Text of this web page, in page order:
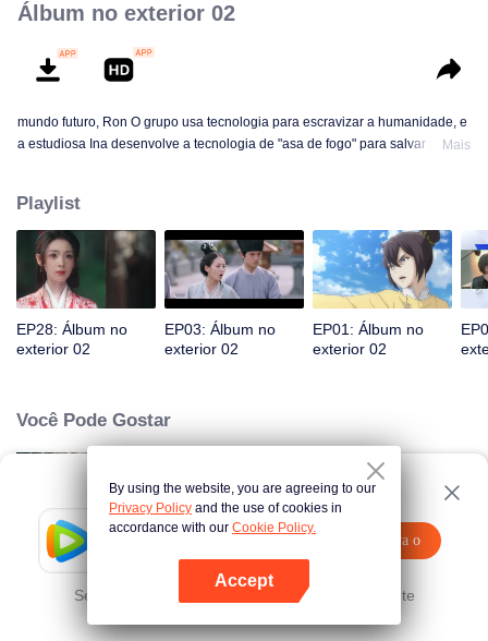
Tencent Video
Abra o
Se falhar, por favor Clique aqui tente novamente
Abra o programa
Álbum no exterior 02
mundo futuro, Ron O grupo usa tecnologia para escravizar a humanidade, e
a estudiosa Ina desenvolve a tecnologia de "asa de fogo" para salvar a
transformação e salva o povo da ponte.
Mais
Playlist
EP28: Álbum no
exterior 02
EP03: Álbum no
exterior 02
EP01: Álbum no
exterior 02
Você Pode Gostar
Deve Se Casar
A Serenata no Banheiro do CEO
By using the website, you are agreeing to our
Privacy Policy and the use of cookies in
accordance with our Cookie Policy.
Accept